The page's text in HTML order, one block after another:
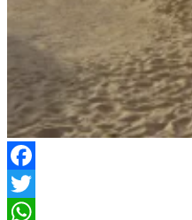
Facebook
Twitter